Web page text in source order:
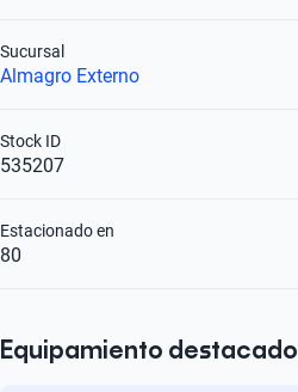
Almagro Externo
Sucursal
535207
Stock ID
80
Estacionado en
Equipamiento destacado